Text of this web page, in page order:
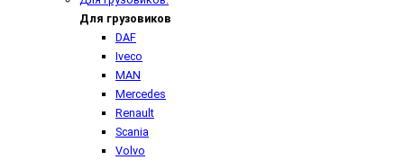
Для грузовиков
DAF
Iveco
MAN
Mercedes
Renault
Scania
Volvo